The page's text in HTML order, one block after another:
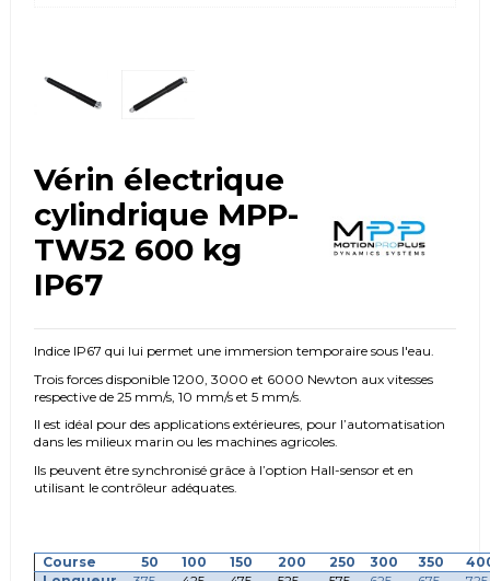
Vérin électrique
cylindrique MPP-
TW52 600 kg
IP67
Indice IP67 qui lui permet une immersion temporaire sous l'eau.
Trois forces disponible 1200, 3000 et 6000 Newton aux vitesses
respective de 25 mm/s, 10 mm/s et 5 mm/s.
Il est idéal pour des applications extérieures, pour l’automatisation
dans les milieux marin ou les machines agricoles.
Ils peuvent être synchronisé grâce à l’option Hall-sensor et en
utilisant le contrôleur adéquates.
Course 50 100 150 200 250 300 350